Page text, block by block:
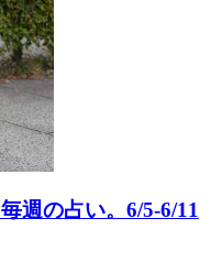
週の占い。6/5-6/11